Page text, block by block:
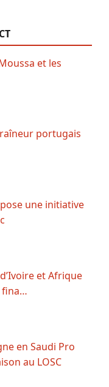
et les
portugais
une initiative
et Afrique
fina…
en Saudi Pro
au LOSC